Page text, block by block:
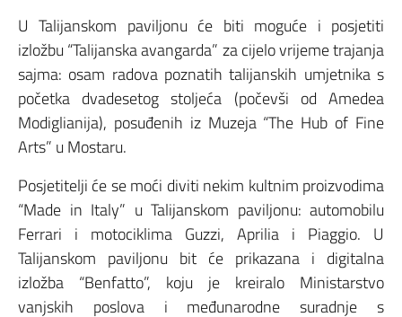
U Talijanskom paviljonu će biti moguće i posjetiti
izložbu “Talijanska avangarda” za cijelo vrijeme trajanja
sajma: osam radova poznatih talijanskih umjetnika s
početka dvadesetog stoljeća (počevši od Amedea
Modiglianija), posuđenih iz Muzeja “The Hub of Fine
Arts” u Mostaru.
Posjetitelji će se moći diviti nekim kultnim proizvodima
“Made in Italy” u Talijanskom paviljonu: automobilu
Ferrari i motociklima Guzzi, Aprilia i Piaggio. U
Talijanskom paviljonu bit će prikazana i digitalna
izložba “Benfatto”, koju je kreiralo Ministarstvo
vanjskih poslova i međunarodne suradnje s